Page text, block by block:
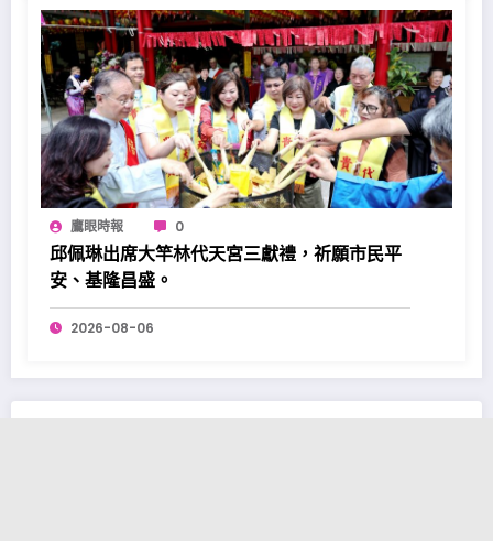
鷹眼時報 0
邱佩琳出席大竿林代天宮三獻禮，祈願市民平
安、基隆昌盛。
2026-08-06